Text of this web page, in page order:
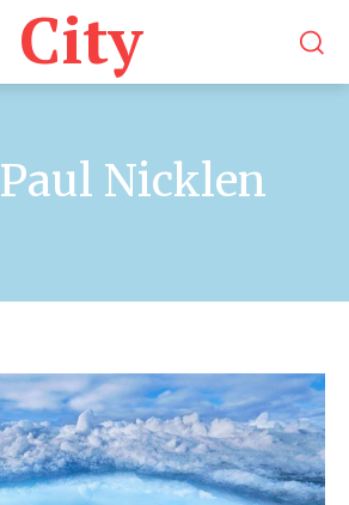
City
Paul Nicklen